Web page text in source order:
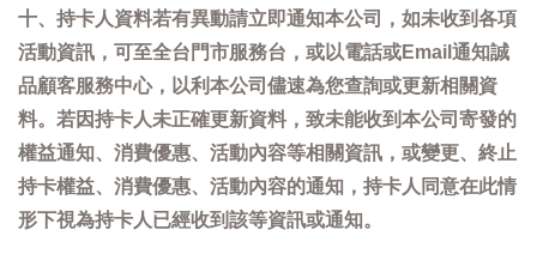
十、持卡人資料若有異動請立即通知本公司，如未收到各項
活動資訊，可至全台門市服務台，或以電話或Email通知誠
品顧客服務中心，以利本公司儘速為您查詢或更新相關資
料。若因持卡人未正確更新資料，致未能收到本公司寄發的
權益通知、消費優惠、活動內容等相關資訊，或變更、終止
持卡權益、消費優惠、活動內容的通知，持卡人同意在此情
形下視為持卡人已經收到該等資訊或通知。